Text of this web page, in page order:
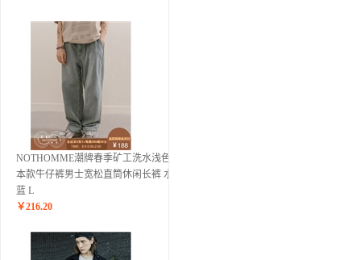
NOTHOMME潮牌春季矿工洗水浅色基
本款牛仔裤男士宽松直筒休闲长裤 水洗
蓝 L
￥216.20